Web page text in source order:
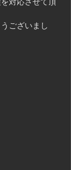
対応させて頂
ございまし